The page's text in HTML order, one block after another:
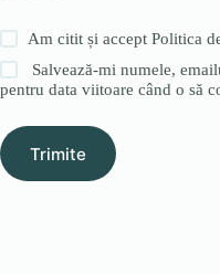
Am citit și acceptPolitica
Salvează-mi numele,
pentru data viitoare când o să
Trimite